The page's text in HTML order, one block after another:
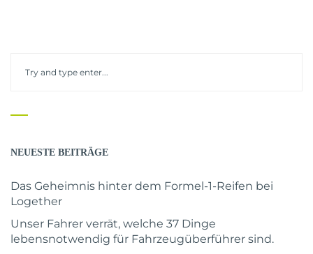
NEUESTE BEITRÄGE
Das Geheimnis hinter dem Formel-1-Reifen bei
Logether
Unser Fahrer verrät, welche 37 Dinge
lebensnotwendig für Fahrzeugüberführer sind.